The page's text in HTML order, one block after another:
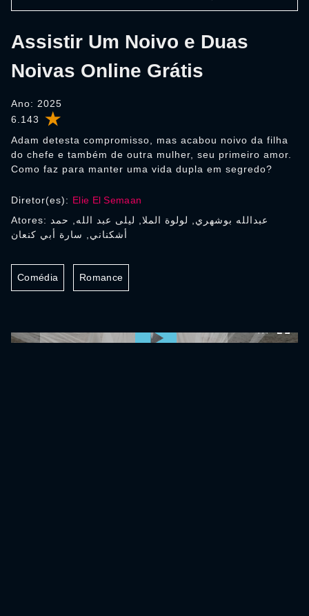
6.143
Assistir Um Noivo e Duas
Noivas Online Grátis
Ano: 2025
Adam detesta compromisso, mas acabou noivo da filha
do chefe e também de outra mulher, seu primeiro amor.
Como faz para manter uma vida dupla em segredo?
Diretor(es): Elie El Semaan
Atores: عبدالله بوشهري, لولوة الملا, ليلى عبد الله, حمد
أشكناني, سارة أبي كنعان
Comédia Romance